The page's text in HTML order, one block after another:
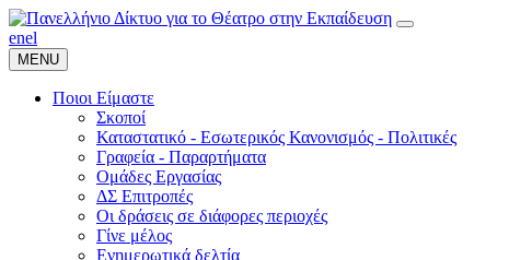
enel
MENU
Ποιοι Είμαστε
Σκοποί
Καταστατικό - Εσωτερικός Κανονισμός - Πολιτικές
Γραφεία - Παραρτήματα
Ομάδες Εργασίας
ΔΣ Επιτροπές
Οι δράσεις σε διάφορες περιοχές
Γίνε μέλος
Ενημερωτικά δελτία